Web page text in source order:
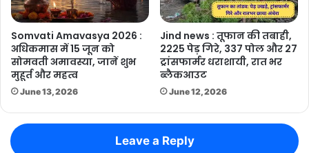
Somvati Amavasya 2026 :
अधिकमास में 15 जून को
सोमवती अमावस्या, जानें शुभ
मुहूर्त और महत्व
June 13, 2026
Jind news : तूफान की तबाही,
2225 पेड़ गिरे, 337 पोल और 27
ट्रांसफार्मर धराशायी, रात भर
ब्लैकआउट
June 12, 2026
Leave a Reply